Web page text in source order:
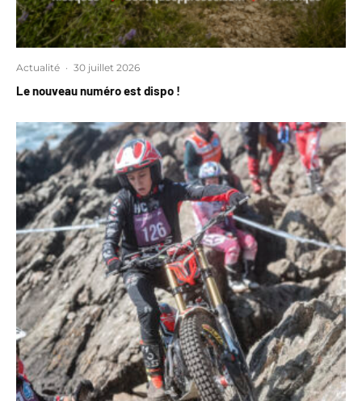
Actualité · 30 juillet 2026
Le nouveau numéro est dispo !